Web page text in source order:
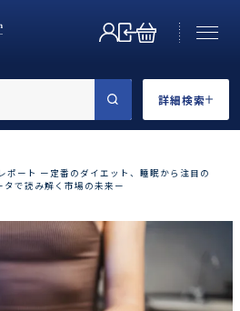
詳細検索
ート ー定番のダイエット、睡眠から注目の
で読み解く市場の未来ー